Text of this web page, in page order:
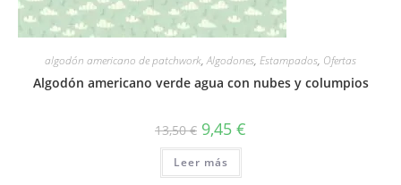
algodón americano de patchwork,Algodones, Estampados, Ofertas
Algodón americano verde agua con nubes y columpios
13,50€ El
precio
original
era:
13,50 €.
9,45 €
Leer más